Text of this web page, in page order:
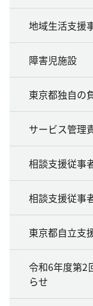
地域生活支援
障害児施設
東京都独自の
サービス管理
相談支援従事
相談支援従事
東京都自立支
令和6年度第2
らせ